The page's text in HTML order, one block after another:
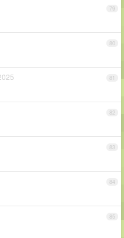
79
80
81
82
83
84
85